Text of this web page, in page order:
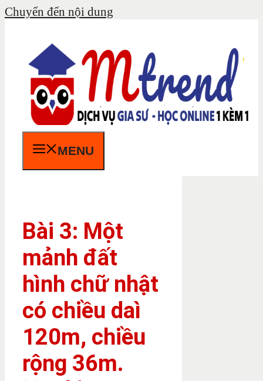
Chuyển đến nội dung
MENU
Bài 3: Một
mảnh đất
hình chữ nhật
có chiều daì
120m, chiều
rộng 36m.